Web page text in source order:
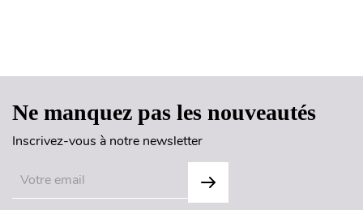
Ne manquez pas les nouveautés
Inscrivez-vous à notre newsletter